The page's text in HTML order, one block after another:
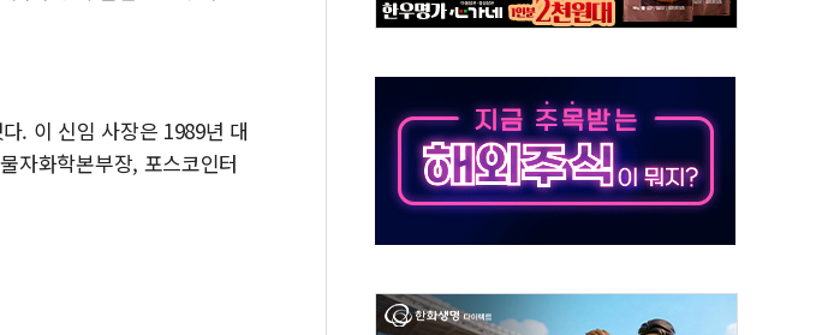
서울 중랑구 주택가서 흉기 난동…60대 남성 2명 숨져
추미애, '위안부' 피해자 기림의 날 참석..."국제적 시민 연대로 목소리 내야"
인천 선재도 갯벌서 해루질 중 실종 60대 나흘만에 숨진 채 발견
인천서 말다툼 중 어머니 흉기 살해 10대 아들 체포
. 이 신임 사장은 1989년 대
자화학본부장, 포스코인터